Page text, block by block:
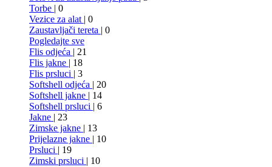
Torbe | 0
Vezice za alat | 0
Zaustavljači tereta | 0
Pogledajte sve
Flis odjeća | 21
Flis jakne | 18
Flis prsluci | 3
Softshell odjeća | 20
Softshell jakne | 14
Softshell prsluci | 6
Jakne | 23
Zimske jakne | 13
Prijelazne jakne | 10
Prsluci | 19
Zimski prsluci | 10